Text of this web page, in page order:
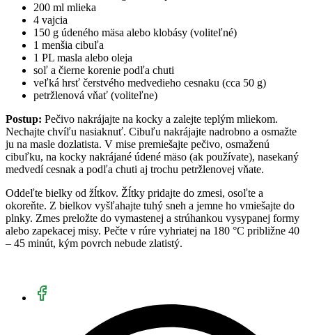
200 ml mlieka
4 vajcia
150 g údeného mäsa alebo klobásy (voliteľné)
1 menšia cibuľa
1 PL masla alebo oleja
soľ a čierne korenie podľa chuti
veľká hrsť čerstvého medvedieho cesnaku (cca 50 g)
petržlenová vňať (voliteľne)
Postup: Pečivo nakrájajte na kocky a zalejte teplým mliekom.
Nechajte chvíľu nasiaknuť. Cibuľu nakrájajte nadrobno a osmažte
ju na masle dozlatista. V mise premiešajte pečivo, osmaženú
cibuľku, na kocky nakrájané údené mäso (ak používate), nasekaný
medvedí cesnak a podľa chuti aj trochu petržlenovej vňate.
Oddeľte bielky od žĺtkov. Žĺtky pridajte do zmesi, osoľte a
okoreňte. Z bielkov vyšľahajte tuhý sneh a jemne ho vmiešajte do
plnky. Zmes preložte do vymastenej a strúhankou vysypanej formy
alebo zapekacej misy. Pečte v rúre vyhriatej na 180 °C približne 40
– 45 minút, kým povrch nebude zlatistý.